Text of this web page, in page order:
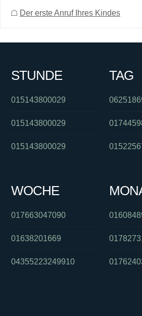
☖ Der erste Anruf Ihres Kindes
STUNDE
015143800029
015143800029
015143800029
TAG
WOCHE
017663047090
01638201669
04355223249910